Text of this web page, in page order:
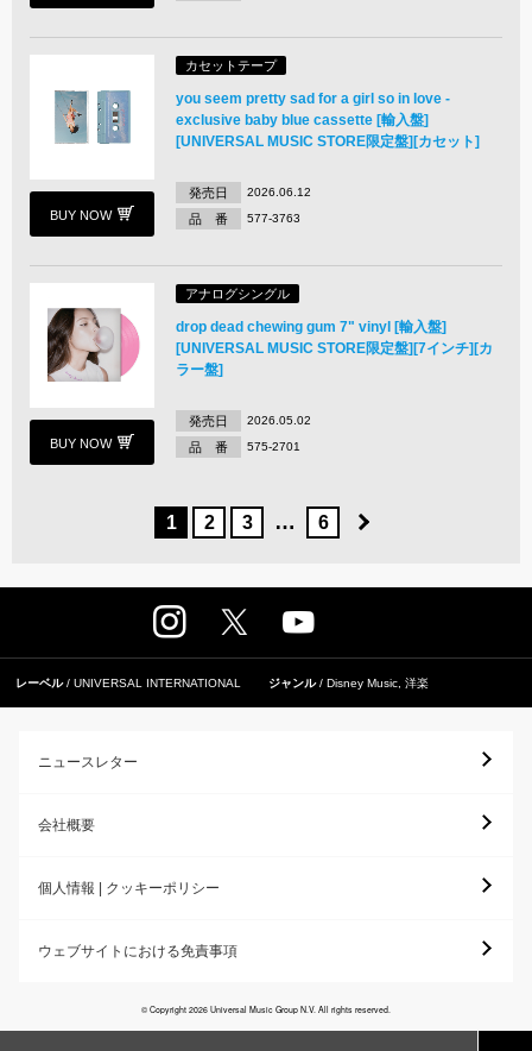
BUY NOW
カセットテープ
you seem pretty sad for a girl so in love -
exclusive baby blue cassette [輸入盤]
[UNIVERSAL MUSIC STORE限定盤][カセット]
発売日 2026.06.12
品 番 577-3763
BUY NOW
アナログシングル
drop dead chewing gum 7" vinyl [輸入盤]
[UNIVERSAL MUSIC STORE限定盤][7インチ][カ
ラー盤]
発売日 2026.05.02
品 番 575-2701
1 2 3 … 6
レーベル UNIVERSAL INTERNATIONAL ジャンル Disney Music 洋楽
ニュースレター
会社概要
個人情報 | クッキーポリシー
ウェブサイトにおける免責事項
© Copyright 2026 Universal Music Group N.V. All rights reserved.